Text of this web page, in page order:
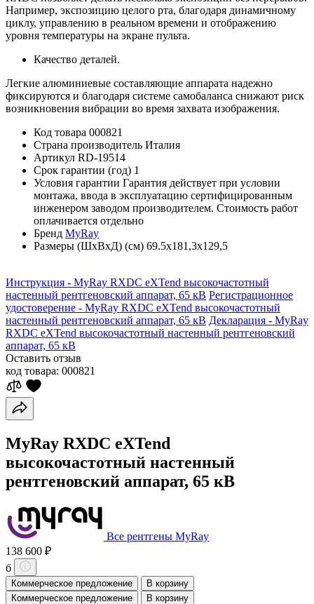
Например, экспозицию целого рта, благодаря динамичному
циклу, управлению в реальном времени и отображению
уровня температуры на экране пульта.
Качество деталей.
Легкие алюминиевые составляющие аппарата надежно
фиксируются и благодаря системе самобаланса снижают риск
возникновения вибрации во время захвата изображения.
Код товара 000821
Страна производитель Италия
Артикул RD-19514
Срок гарантии (год) 1
Условия гарантии Гарантия действует при условии
монтажа, ввода в эксплуатацию сертифицированным
инженером заводом производителем. Cтоимость работ
оплачивается отдельно
Бренд MyRay
Размеры (ШхВхД) (см) 69.5х181,3х129,5
Инструкция - MyRay RXDC eXTend высокочастотный
настенный рентгеновский аппарат, 65 кВ Регистрационное
удостоверение - MyRay RXDC eXTend высокочастотный
настенный рентгеновский аппарат, 65 кВ Декларация - MyRay
RXDC eXTend высокочастотный настенный рентгеновский
аппарат, 65 кВ
Оставить отзыв
код товара: 000821
MyRay RXDC eXTend
высокочастотный настенный
рентгеновский аппарат, 65 кВ
Все рентгены MyRay
138 600 ₽
б
Коммерческое предложение
В корзину
Коммерческое предложение
В корзину